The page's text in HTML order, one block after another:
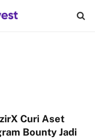
Curi Aset
Bounty Jadi